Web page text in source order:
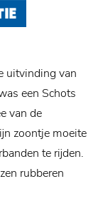
uitvinding van
een Schots
van de
zoontje moeite
te rijden.
rubberen